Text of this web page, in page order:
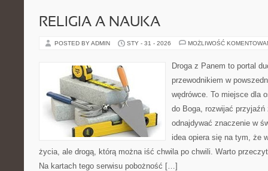
RELIGIA A NAUKA
POSTED BY ADMIN STY - 31 - 2026 MOŻLIWOŚĆ
Droga z Panem to portal
przewodnikiem w
wędrówce. To miejsce dla
do Boga, rozwijać przyjaźń
odnajdywać znaczenie w
idea opiera się na tym, że
życia, ale drogą, którą można iść chwila po chwili. Warto
Na kartach tego serwisu pobożność […]